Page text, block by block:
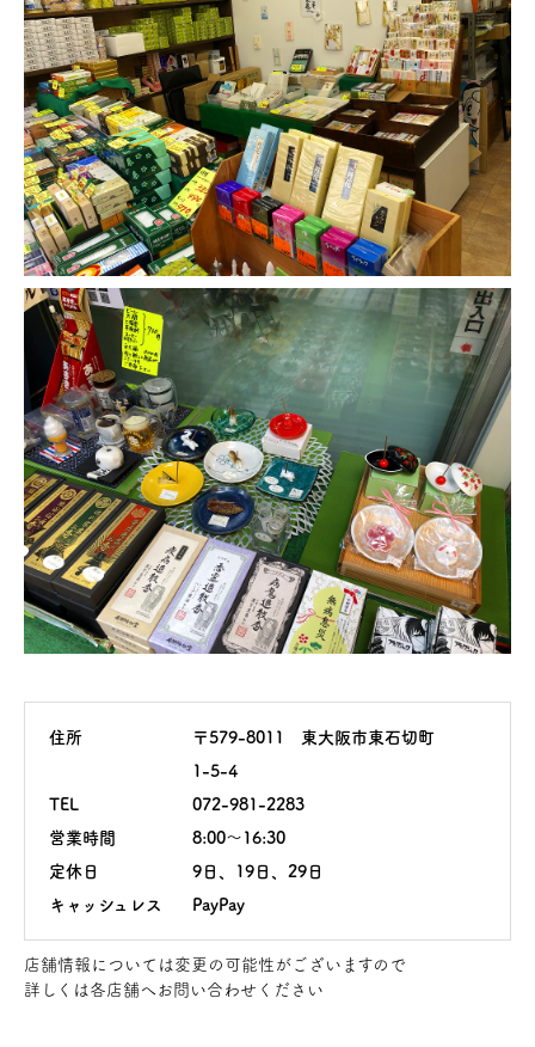
住所
〒579-8011 東大阪市東石切町
1-5-4
TEL
072-981-2283
営業時間
8:00〜16:30
定休日
9日、19日、29日
キャッシュレス
PayPay
店舗情報については変更の可能性がございますので
詳しくは各店舗へお問い合わせください